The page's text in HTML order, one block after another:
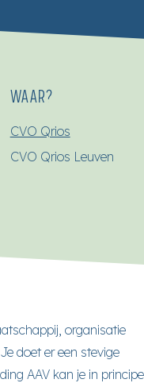
WAAR?
CVO Qrios
CVO Qrios Leuven
organisatie
doet er een stevige
AAV kan je in